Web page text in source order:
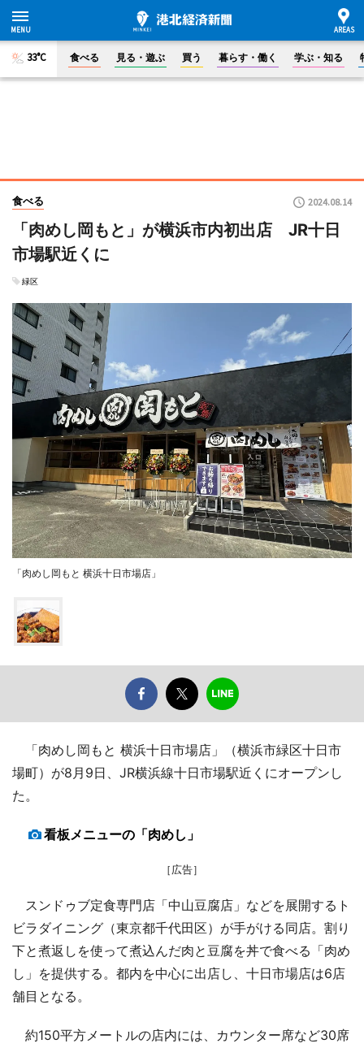
33°C 食べる 見る・遊ぶ 買う 暮らす・働く 学ぶ・知る
食べる 2024.08.14
「肉めし岡もと」が横浜市内初出店 JR十日
市場駅近くに
緑区
「肉めし岡もと 横浜十日市場店」
「肉めし岡もと 横浜十日市場店」（横浜市緑区十日市
場町）が8月9日、JR横浜線十日市場駅近くにオープンし
た。
看板メニューの「肉めし」
［広告］
スンドゥブ定食専門店「中山豆腐店」などを展開するト
ビラダイニング（東京都千代田区）が手がける同店。割り
下と煮返しを使って煮込んだ肉と豆腐を丼で食べる「肉め
し」を提供する。都内を中心に出店し、十日市場店は6店
舗目となる。
約150平方メートルの店内には、カウンター席など30席